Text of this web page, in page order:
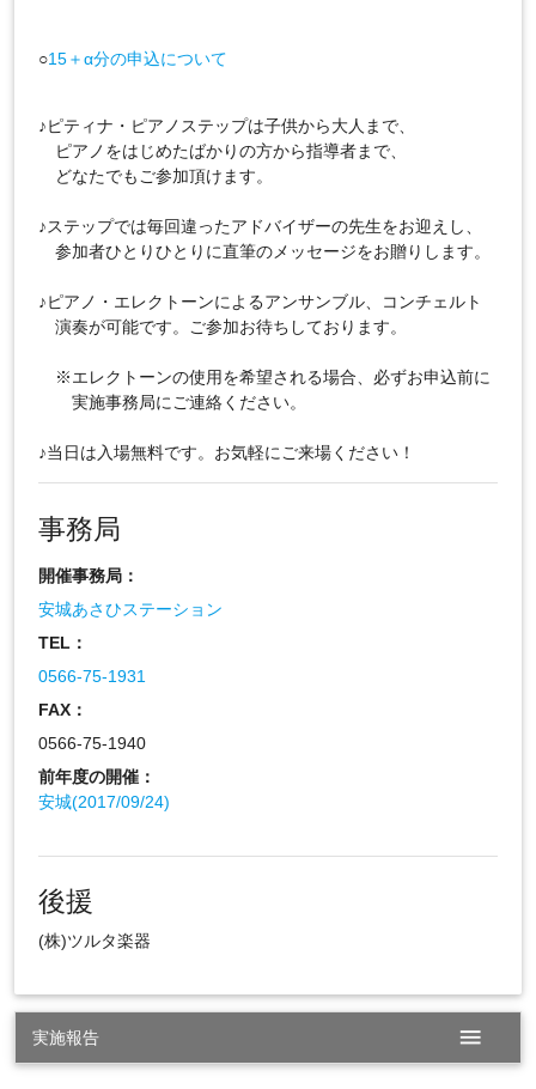
○15＋α分の申込について
♪ピティナ・ピアノステップは子供から大人まで、
ピアノをはじめたばかりの方から指導者まで、
どなたでもご参加頂けます。
♪ステップでは毎回違ったアドバイザーの先生をお迎えし、
参加者ひとりひとりに直筆のメッセージをお贈りします。
♪ピアノ・エレクトーンによるアンサンブル、コンチェルト
演奏が可能です。ご参加お待ちしております。
※エレクトーンの使用を希望される場合、必ずお申込前に
実施事務局にご連絡ください。
♪当日は入場無料です。お気軽にご来場ください！
事務局
開催事務局：
安城あさひステーション
TEL：
0566-75-1931
FAX：
0566-75-1940
前年度の開催：
安城(2017/09/24)
後援
(株)ツルタ楽器
実施報告 menu